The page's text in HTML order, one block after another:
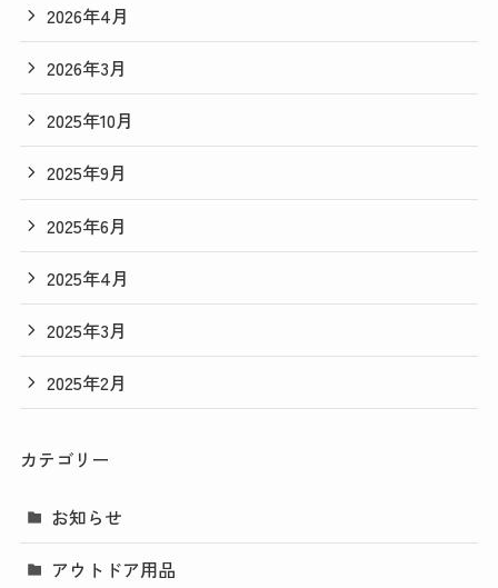
2026年4月
2026年3月
2025年10月
2025年9月
2025年6月
2025年4月
2025年3月
2025年2月
カテゴリー
お知らせ
アウトドア用品